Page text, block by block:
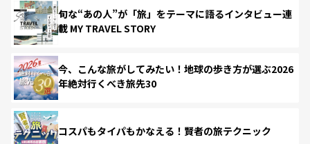
旬な“あの人”が「旅」をテーマに語るインタビュー連
載 MY TRAVEL STORY
今、こんな旅がしてみたい！地球の歩き方が選ぶ2026
年絶対行くべき旅先30
コスパもタイパもかなえる！賢者の旅テクニック